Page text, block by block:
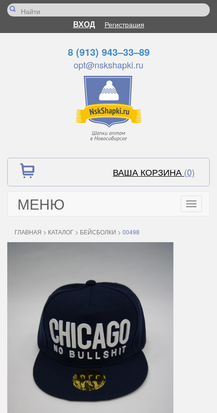
ВХОД Регистрация
8 (913) 943–33–89
opt@nskshapki.ru
ВАША КОРЗИНА (0)
МЕНЮ
Toggle
ГЛАВНАЯ > КАТАЛОГ > БЕЙСБОЛКИ > 00498